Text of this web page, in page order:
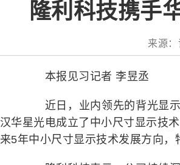
隆利科技携手
来源
本报见习记者 李昱丞
近日，业内领先的背光显示
汉华星光电成立了中小尺寸显示技
来5年中小尺寸显示技术发展方向，